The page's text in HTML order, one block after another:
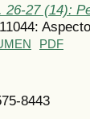
26-27 (14):
PDF
8443